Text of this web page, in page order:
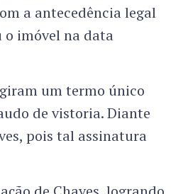
a antecedência legal
o imóvel na data
um termo único
de vistoria. Diante
pois tal assinatura